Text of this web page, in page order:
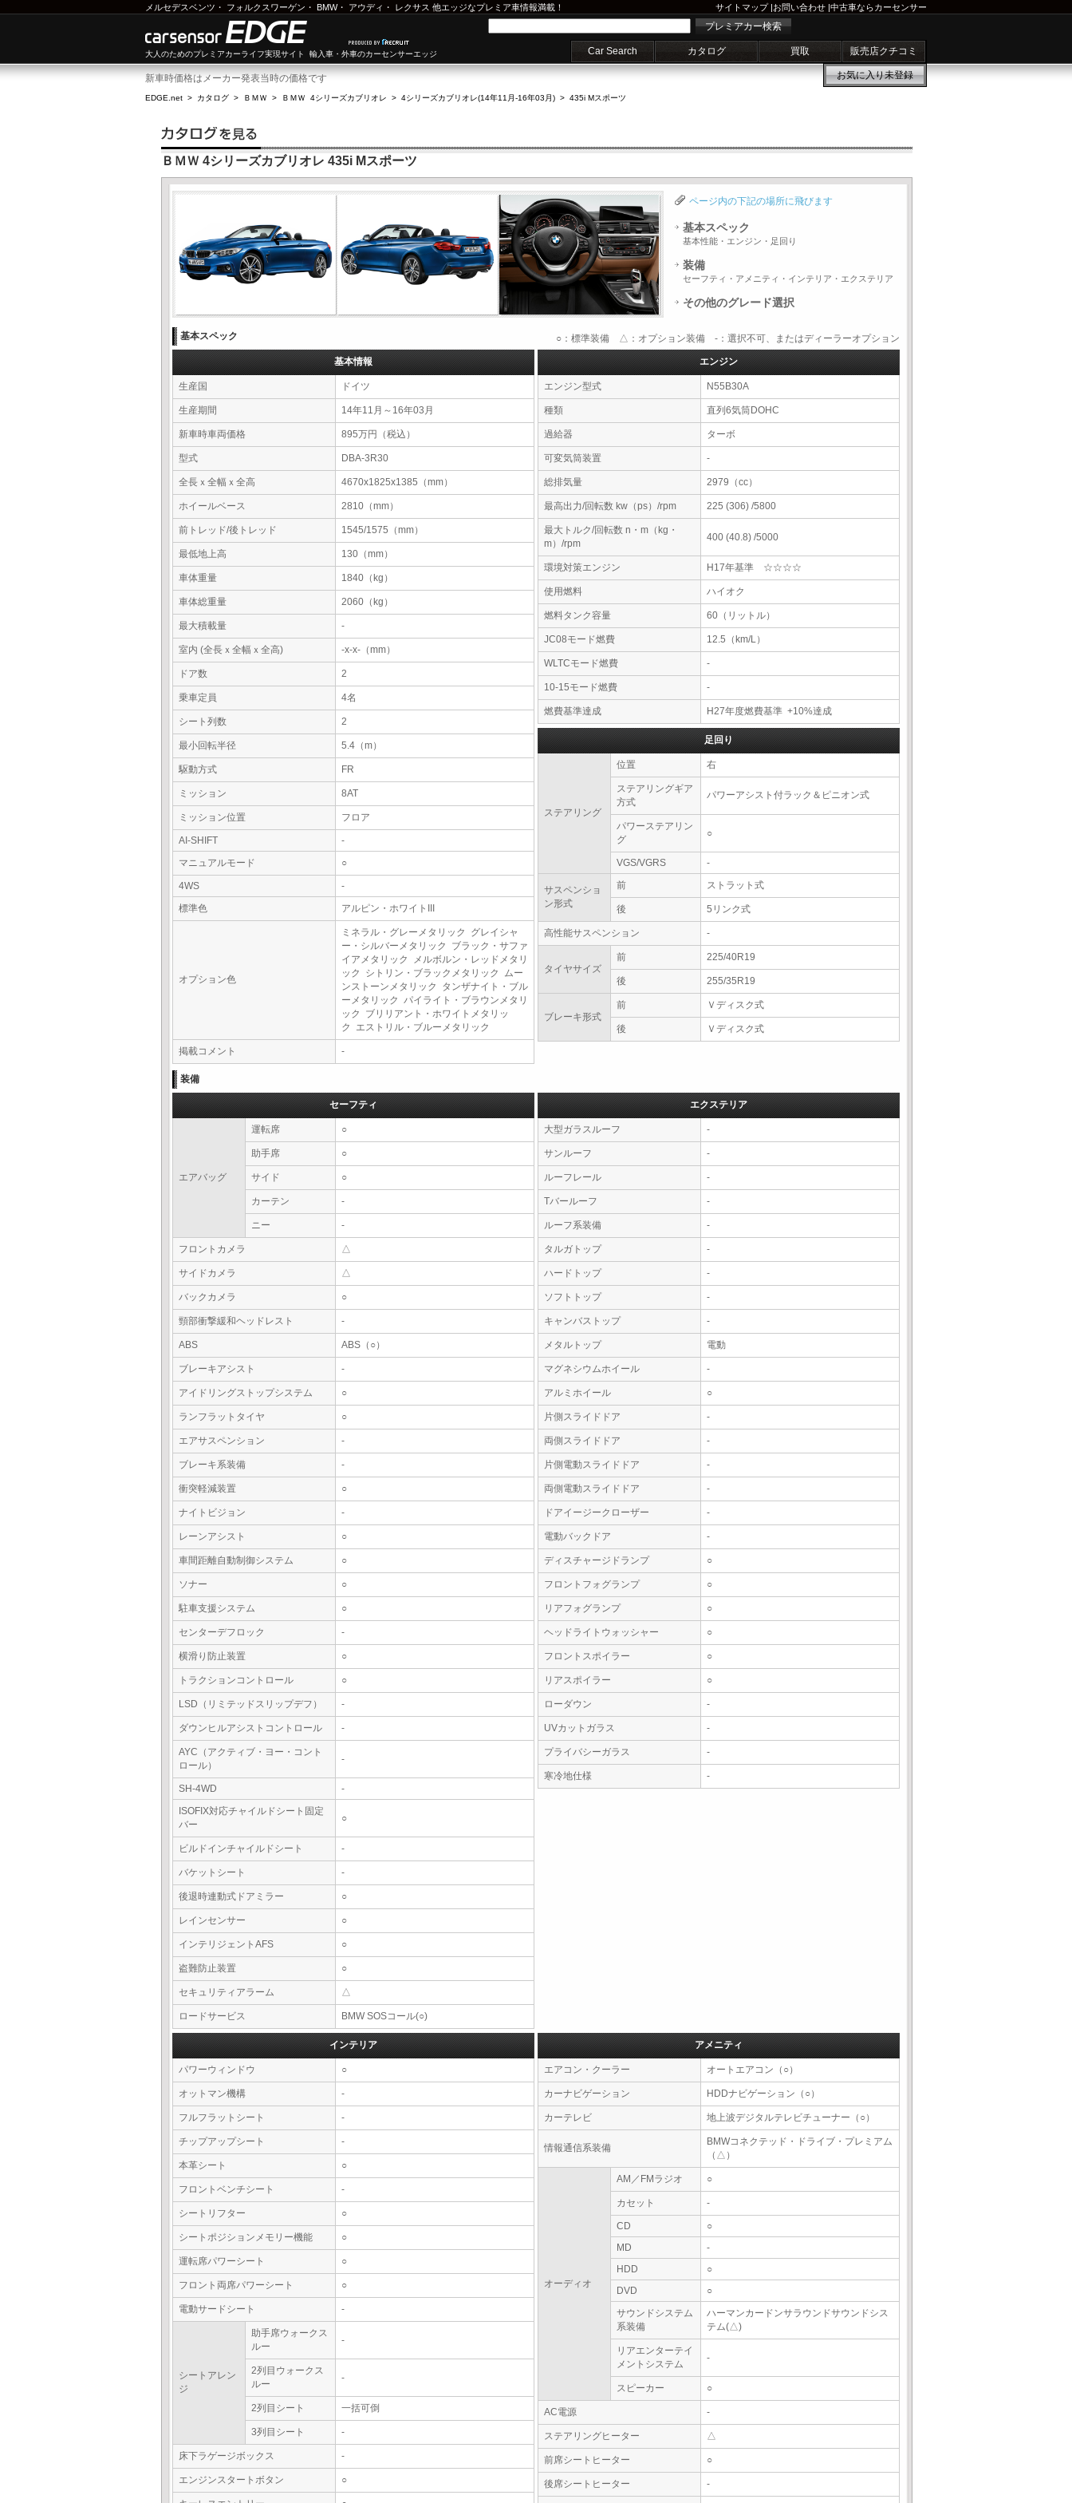
メルセデスベンツ ・ フォルクスワーゲン ・ BMW・ アウディ ・ レクサス 他エッジなプレミア車情報満載！ サイトマップ|お問い合わせ |中古車ならカーセンサー
大人のためのプレミアカーライフ実現サイト 輸入車・外車のカーセンサーエッジ
プレミアカー検索
Car Search カタログ 買取 販売店クチコミ
お気に入り未登録
新車時価格はメーカー発表当時の価格です
EDGE.net > カタログ > ＢＭＷ > ＢＭＷ 4シリーズカブリオレ > 4シリーズカブリオレ(14年11月-16年03月) > 435i Mスポーツ
ＢＭＷ 4シリーズカブリオレ 435i Mスポーツ
ページ内の下記の場所に飛びます
基本スペック
基本性能・エンジン・足回り
装備
セーフティ・アメニティ・インテリア・エクステリア
その他のグレード選択
基本スペック ○：標準装備 △：オプション装備 -：選択不可、またはディーラーオプション
基本情報
生産国 ドイツ
生産期間 14年11月～16年03月
新車時車両価格 895万円（税込）
型式 DBA-3R30
全長ｘ全幅ｘ全高 4670x1825x1385（mm）
ホイールベース 2810（mm）
前トレッド/後トレッド 1545/1575（mm）
最低地上高 130（mm）
車体重量 1840（kg）
車体総重量 2060（kg）
最大積載量 -
室内 (全長ｘ全幅ｘ全高) -x-x-（mm）
ドア数 2
乗車定員 4名
シート列数 2
最小回転半径 5.4（m）
駆動方式 FR
ミッション 8AT
ミッション位置 フロア
AI-SHIFT
-
マニュアルモード
○
4WS
-
標準色
アルピン・ホワイトIII
オプション色
ミネラル・グレーメタリック グレイシャ
ー・シルバーメタリック ブラック・サファ
イアメタリック メルボルン・レッドメタリ
ック シトリン・ブラックメタリック ムー
ンストーンメタリック タンザナイト・ブル
ーメタリック パイライト・ブラウンメタリ
ック ブリリアント・ホワイトメタリッ
ク エストリル・ブルーメタリック
掲載コメント -
エンジン
エンジン型式 N55B30A
種類 直列6気筒DOHC
過給器 ターボ
可変気筒装置 -
総排気量 2979（cc）
最高出力/回転数 kw（ps）/rpm 225 (306) /5800
最大トルク/回転数 n・m（kg・
m）/rpm
400 (40.8) /5000
環境対策エンジン H17年基準 ☆☆☆☆
使用燃料 ハイオク
燃料タンク容量 60（リットル）
JC08モード燃費 12.5（km/L）
WLTCモード燃費 -
10-15モード燃費 -
燃費基準達成 H27年度燃費基準 +10%達成
足回り
ステアリング
位置 右
ステアリングギア
方式
パワーアシスト付ラック＆ピニオン式
パワーステアリン
グ
○
VGS/VGRS -
サスペンショ
ン形式
前 ストラット式
後 5リンク式
高性能サスペンション -
タイヤサイズ
前 225/40R19
後 255/35R19
ブレーキ形式
前 Ｖディスク式
後 Ｖディスク式
装備
セーフティ
エアバッグ
運転席 ○
助手席 ○
サイド ○
カーテン -
ニー -
フロントカメラ △
サイドカメラ △
バックカメラ ○
頸部衝撃緩和ヘッドレスト -
ABS ABS（○）
ブレーキアシスト -
アイドリングストップシステム ○
ランフラットタイヤ ○
エアサスペンション -
ブレーキ系装備 -
衝突軽減装置 ○
ナイトビジョン -
レーンアシスト ○
車間距離自動制御システム ○
ソナー ○
駐車支援システム ○
センターデフロック -
横滑り防止装置 ○
トラクションコントロール ○
LSD（リミテッドスリップデフ） -
ダウンヒルアシストコントロール -
AYC（アクティブ・ヨー・コント
ロール）
-
SH-4WD
-
ISOFIX対応チャイルドシート固定
バー
○
ビルドインチャイルドシート -
バケットシート -
後退時連動式ドアミラー ○
レインセンサー ○
インテリジェントAFS ○
盗難防止装置 ○
セキュリティアラーム △
ロードサービス BMW SOSコール(○)
エクステリア
大型ガラスルーフ -
サンルーフ -
ルーフレール -
Tバールーフ -
ルーフ系装備 -
タルガトップ -
ハードトップ -
ソフトトップ -
キャンバストップ -
メタルトップ 電動
マグネシウムホイール -
アルミホイール ○
片側スライドドア -
両側スライドドア -
片側電動スライドドア -
両側電動スライドドア -
ドアイージークローザー -
電動バックドア -
ディスチャージドランプ ○
フロントフォグランプ ○
リアフォグランプ ○
ヘッドライトウォッシャー ○
フロントスポイラー ○
リアスポイラー ○
ローダウン -
UVカットガラス -
プライバシーガラス -
寒冷地仕様 -
インテリア
パワーウィンドウ ○
オットマン機構 -
フルフラットシート -
チップアップシート -
本革シート ○
フロントベンチシート -
シートリフター ○
シートポジションメモリー機能 ○
運転席パワーシート ○
フロント両席パワーシート ○
電動サードシート -
シートアレン
ジ
助手席ウォークス
ルー
-
2列目ウォークス
ルー
-
2列目シート 一括可倒
3列目シート -
床下ラゲージボックス -
エンジンスタートボタン ○
アメニティ
エアコン・クーラー オートエアコン（○）
カーナビゲーション HDDナビゲーション（○）
カーテレビ 地上波デジタルテレビチューナー（○）
情報通信系装備
BMWコネクテッド・ドライブ・プレミアム
（△）
オーディオ
AM／FMラジオ ○
カセット -
CD
○
MD
-
HDD
○
DVD
○
サウンドシステム
系装備
ハーマンカードンサラウンドサウンドシス
テム(△)
リアエンターテイ
メントシステム
-
スピーカー ○
AC電源 -
ステアリングヒーター △
前席シートヒーター ○
後席シートヒーター -